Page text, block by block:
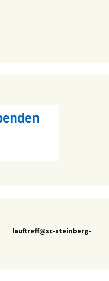
lauftreff@sc-steinberg-